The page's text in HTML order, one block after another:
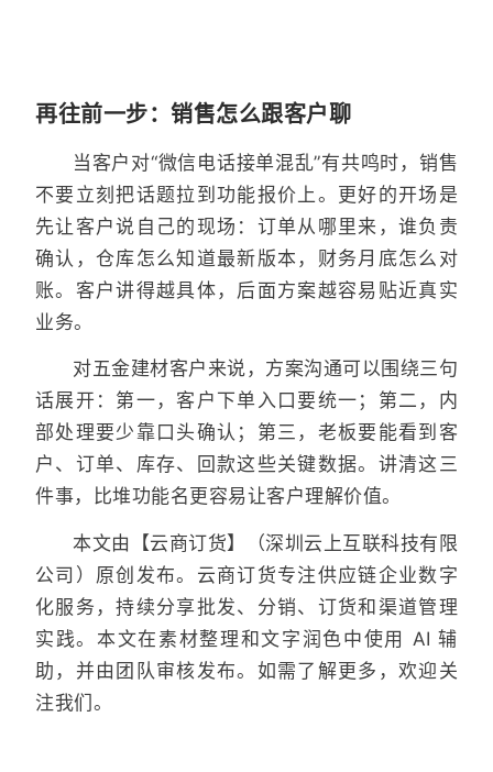
再往前一步：销售怎么跟客户聊
当客户对“微信电话接单混乱”有共鸣时，销售
不要立刻把话题拉到功能报价上。更好的开场是
先让客户说自己的现场：订单从哪里来，谁负责
确认，仓库怎么知道最新版本，财务月底怎么对
账。客户讲得越具体，后面方案越容易贴近真实
业务。
对五金建材客户来说，方案沟通可以围绕三句
话展开：第一，客户下单入口要统一；第二，内
部处理要少靠口头确认；第三，老板要能看到客
户、订单、库存、回款这些关键数据。讲清这三
件事，比堆功能名更容易让客户理解价值。
本文由【云商订货】（深圳云上互联科技有限
公司）原创发布。云商订货专注供应链企业数字
化服务，持续分享批发、分销、订货和渠道管理
实践。本文在素材整理和文字润色中使用 AI 辅
助，并由团队审核发布。如需了解更多，欢迎关
注我们。